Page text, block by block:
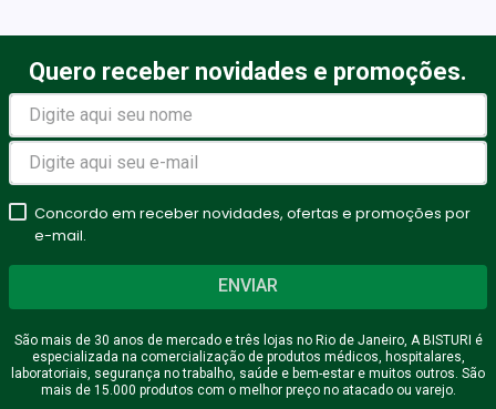
Quero receber novidades e promoções.
Concordo em receber novidades, ofertas e promoções por
e-mail.
ENVIAR
São mais de 30 anos de mercado e três lojas no Rio de Janeiro, A BISTURI é
especializada na comercialização de produtos médicos, hospitalares,
laboratoriais, segurança no trabalho, saúde e bem-estar e muitos outros. São
mais de 15.000 produtos com o melhor preço no atacado ou varejo.